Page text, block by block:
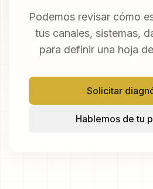
Podemos revisar cómo
tus canales, sistemas,
para definir una hoja
Solicitar
Hablemos de tu